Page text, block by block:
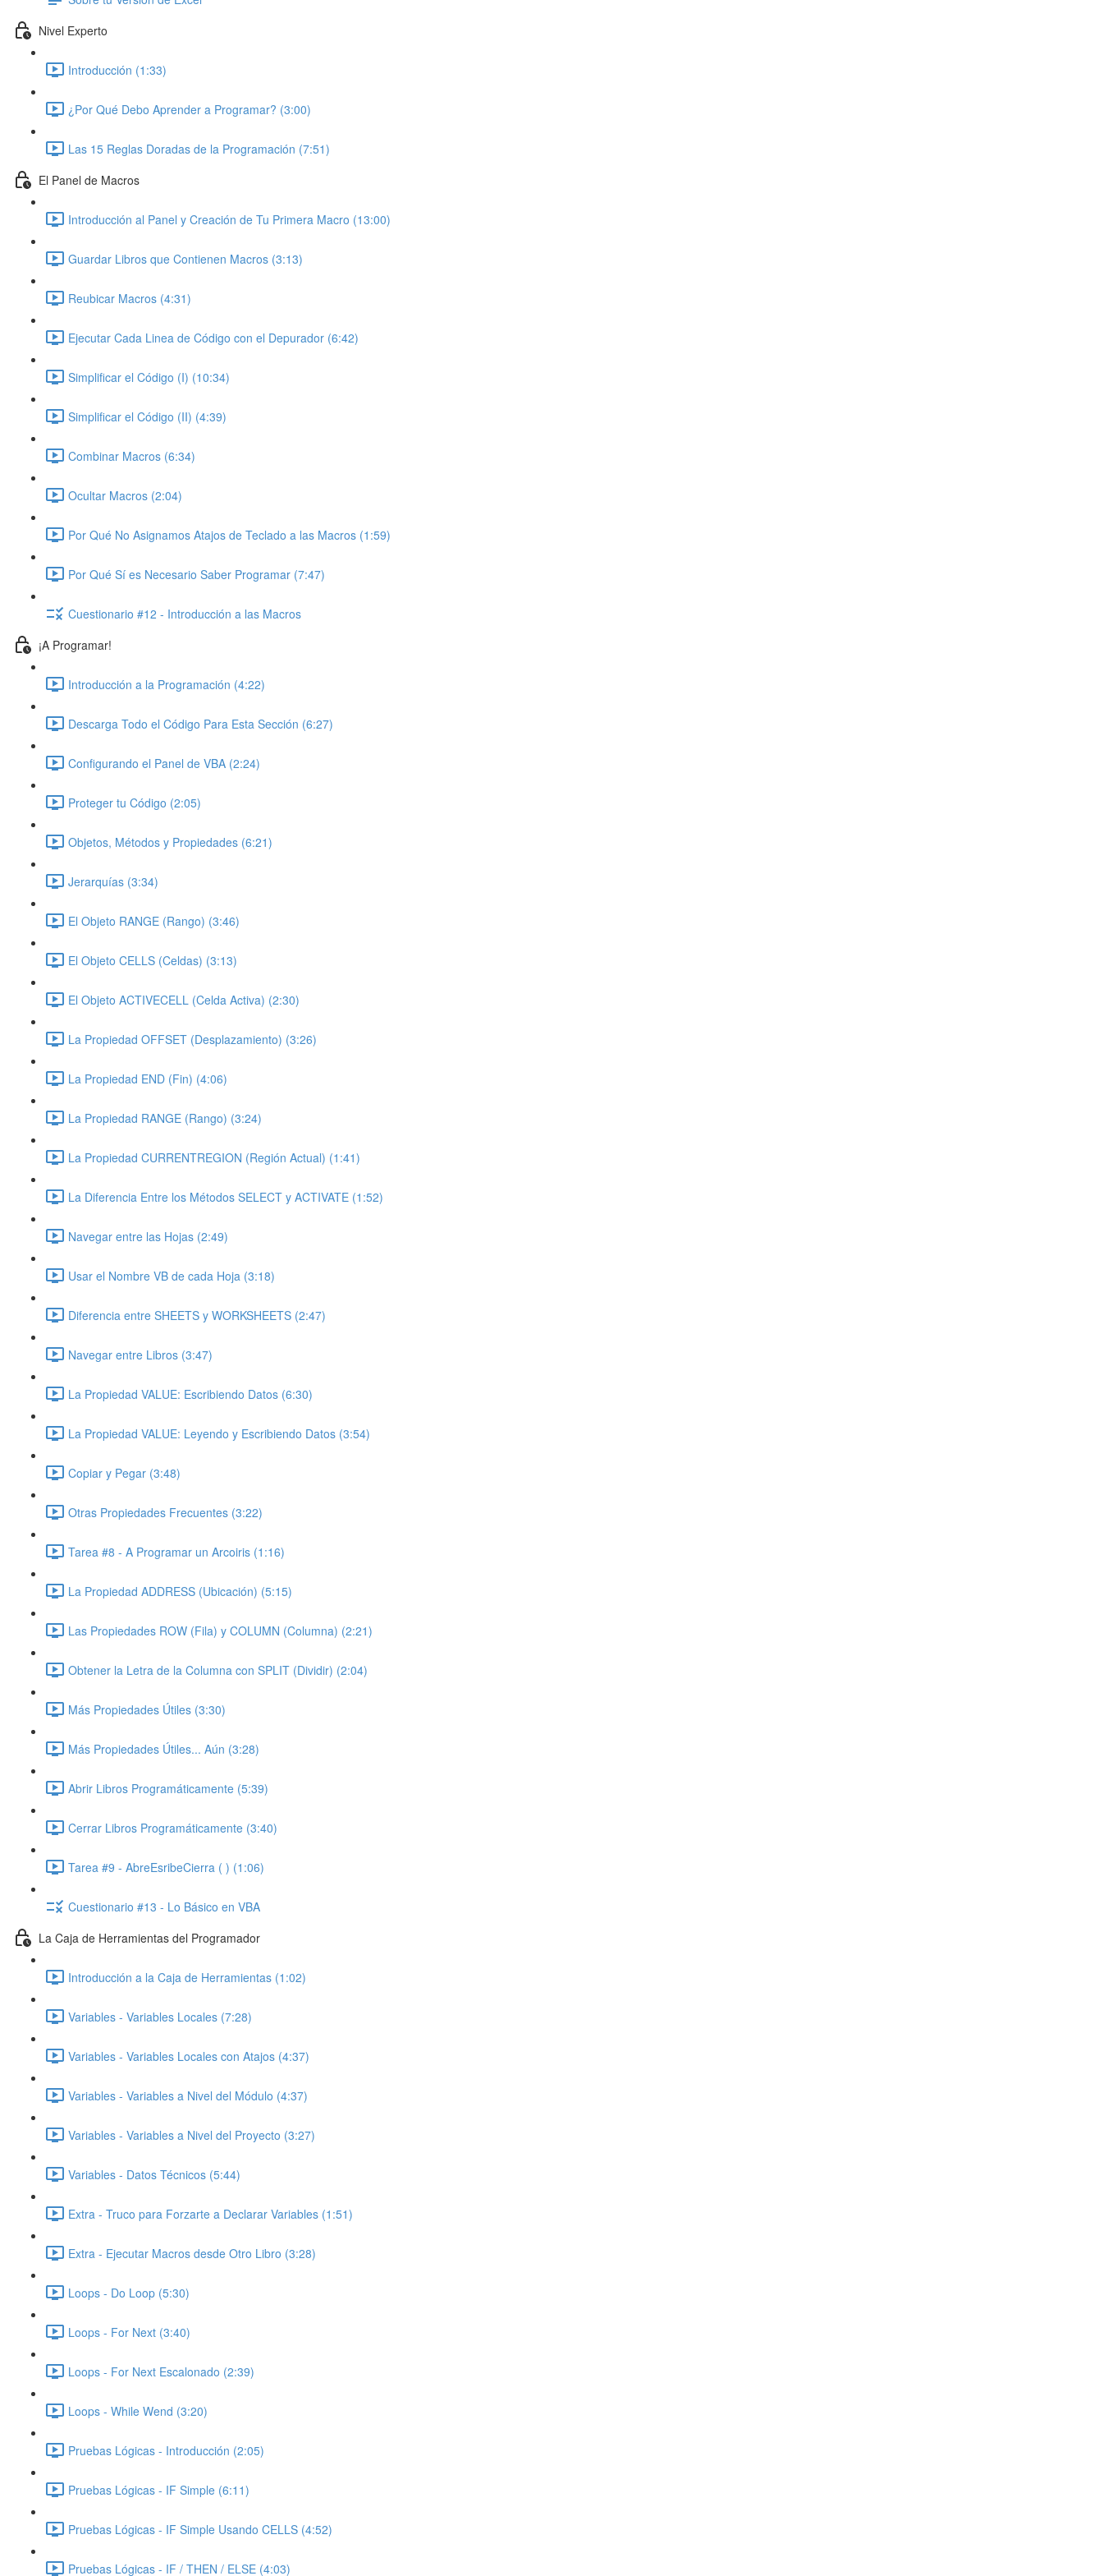
Nivel Experto
Introducción (1:33)
¿Por Qué Debo Aprender a Programar? (3:00)
Las 15 Reglas Doradas de la Programación (7:51)
El Panel de Macros
Introducción al Panel y Creación de Tu Primera Macro (13:00)
Guardar Libros que Contienen Macros (3:13)
Reubicar Macros (4:31)
Ejecutar Cada Linea de Código con el Depurador (6:42)
Simplificar el Código (I) (10:34)
Simplificar el Código (II) (4:39)
Combinar Macros (6:34)
Ocultar Macros (2:04)
Por Qué No Asignamos Atajos de Teclado a las Macros (1:59)
Por Qué Sí es Necesario Saber Programar (7:47)
Cuestionario #12 - Introducción a las Macros
¡A Programar!
Introducción a la Programación (4:22)
Descarga Todo el Código Para Esta Sección (6:27)
Configurando el Panel de VBA (2:24)
Proteger tu Código (2:05)
Objetos, Métodos y Propiedades (6:21)
Jerarquías (3:34)
El Objeto RANGE (Rango) (3:46)
El Objeto CELLS (Celdas) (3:13)
El Objeto ACTIVECELL (Celda Activa) (2:30)
La Propiedad OFFSET (Desplazamiento) (3:26)
La Propiedad END (Fin) (4:06)
La Propiedad RANGE (Rango) (3:24)
La Propiedad CURRENTREGION (Región Actual) (1:41)
La Diferencia Entre los Métodos SELECT y ACTIVATE (1:52)
Navegar entre las Hojas (2:49)
Usar el Nombre VB de cada Hoja (3:18)
Diferencia entre SHEETS y WORKSHEETS (2:47)
Navegar entre Libros (3:47)
La Propiedad VALUE: Escribiendo Datos (6:30)
La Propiedad VALUE: Leyendo y Escribiendo Datos (3:54)
Copiar y Pegar (3:48)
Otras Propiedades Frecuentes (3:22)
Tarea #8 - A Programar un Arcoiris (1:16)
La Propiedad ADDRESS (Ubicación) (5:15)
Las Propiedades ROW (Fila) y COLUMN (Columna) (2:21)
Obtener la Letra de la Columna con SPLIT (Dividir) (2:04)
Más Propiedades Útiles (3:30)
Más Propiedades Útiles... Aún (3:28)
Abrir Libros Programáticamente (5:39)
Cerrar Libros Programáticamente (3:40)
Tarea #9 - AbreEsribeCierra ( ) (1:06)
Cuestionario #13 - Lo Básico en VBA
La Caja de Herramientas del Programador
Introducción a la Caja de Herramientas (1:02)
Variables - Variables Locales (7:28)
Variables - Variables Locales con Atajos (4:37)
Variables - Variables a Nivel del Módulo (4:37)
Variables - Variables a Nivel del Proyecto (3:27)
Variables - Datos Técnicos (5:44)
Extra - Truco para Forzarte a Declarar Variables (1:51)
Extra - Ejecutar Macros desde Otro Libro (3:28)
Loops - Do Loop (5:30)
Loops - For Next (3:40)
Loops - For Next Escalonado (2:39)
Loops - While Wend (3:20)
Pruebas Lógicas - Introducción (2:05)
Pruebas Lógicas - IF Simple (6:11)
Pruebas Lógicas - IF Simple Usando CELLS (4:52)
Pruebas Lógicas - IF / THEN / ELSE (4:03)